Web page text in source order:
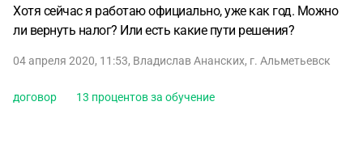
Хотя сейчас я работаю официально, уже как год. Можно
ли вернуть налог? Или есть какие пути решения?
04 апреля 2020, 11:53, Владислав Ананских, г. Альметьевск
договор 13 процентов за обучение